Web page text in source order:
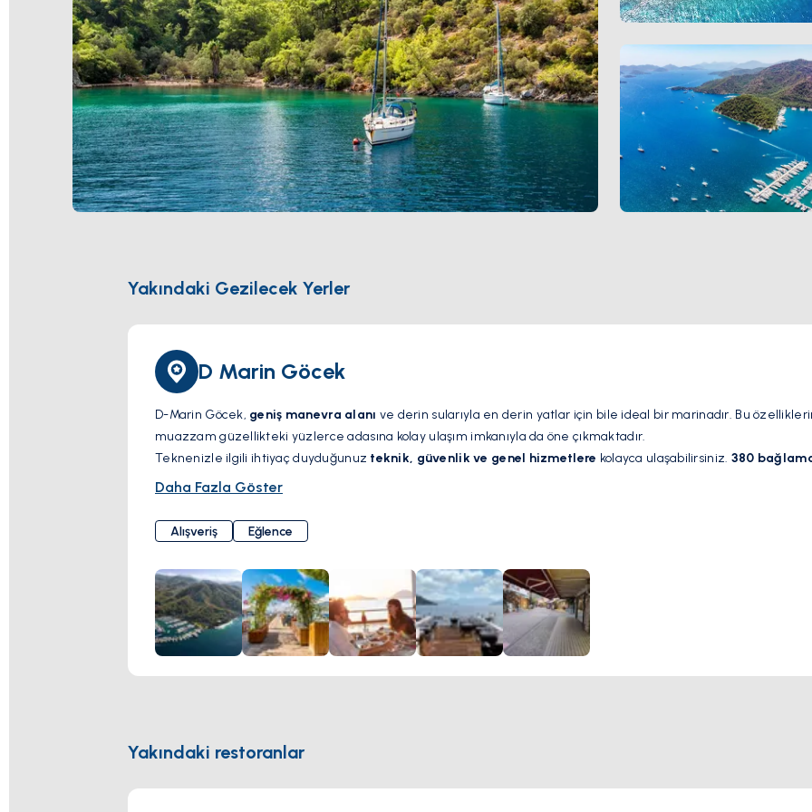
Yakındaki Gezilecek Yerler
D Marin Göcek
D-Marin Göcek, geniş manevra alanı ve derin sularıyla en derin yatlar için bile ideal bir marinadır. Bu
muazzam güzellikteki yüzlerce adasına kolay ulaşım imkanıyla da öne çıkmaktadır.
Teknenizle ilgili ihtiyaç duyduğunuz teknik, güvenlik ve genel hizmetlere kolayca ulaşabilirsiniz. 380
su, elektrik, telefon, kablosuz internet bağlantısı ve kablolu TV hizmetleri sunulmaktadır.
seyahat acentaları ve araç kiralama gibi olanaklar bulunmaktadır. Ayrıca,
Daha Fazla Göster
Alışveriş Eğlence
Yakındaki restoranlar